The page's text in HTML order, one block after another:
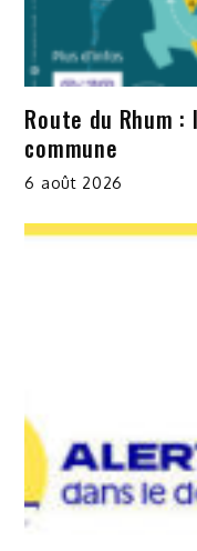
Route du Rhum
commune
6 août 2026